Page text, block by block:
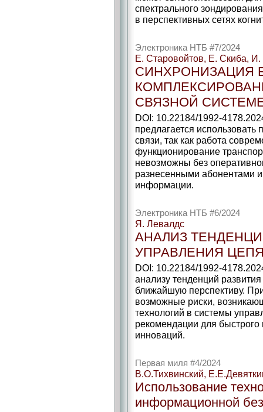
спектрального
в перспективных сетях
Электроника НТБ #7/2024
Е. Старовойтов, Е. Скиба,
СИНХРОНИЗАЦИЯ
СВЯЗНОЙ
DOI: 10.22184/1992-
предлагается
связи, так как работа
функционирование
невозможны без
разнесенными абонентами
информации.
Электроника НТБ #6/2024
Я. Левалдс
АНАЛИЗ
УПРАВЛЕНИЯ
DOI: 10.22184/1992-
анализу тенденций
ближайшую перспективу.
возможные риски,
технологий в системы
рекомендации для быстрого
инноваций.
Первая миля #4/2024
В.О.Тихвинский,
Использование
информационной